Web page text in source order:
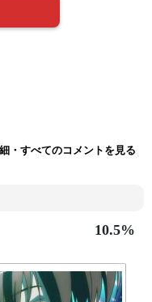
・すべてのコメントを見る
10.5%